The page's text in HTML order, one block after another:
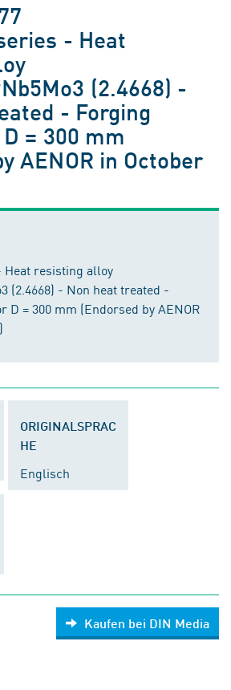
- Heat
(2.4668) -
- Forging
= 300 mm
AENOR in October
Heat resisting alloy
(2.4668) - Non heat treated -
D = 300 mm (Endorsed by AENOR
ORIGINALSPRAC
HE
Englisch
Kaufen bei DIN Media